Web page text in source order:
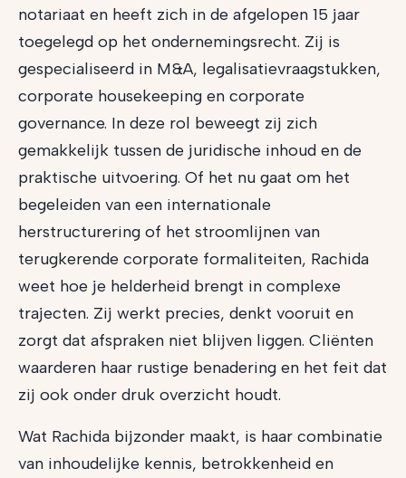
notariaat en heeft zich in de afgelopen 15 jaar
toegelegd op het ondernemingsrecht. Zij is
gespecialiseerd in M&A, legalisatievraagstukken,
corporate housekeeping en corporate
governance. In deze rol beweegt zij zich
gemakkelijk tussen de juridische inhoud en de
praktische uitvoering. Of het nu gaat om het
begeleiden van een internationale
herstructurering of het stroomlijnen van
terugkerende corporate formaliteiten, Rachida
weet hoe je helderheid brengt in complexe
trajecten. Zij werkt precies, denkt vooruit en
zorgt dat afspraken niet blijven liggen. Cliënten
waarderen haar rustige benadering en het feit dat
zij ook onder druk overzicht houdt.
Wat Rachida bijzonder maakt, is haar combinatie
van inhoudelijke kennis, betrokkenheid en